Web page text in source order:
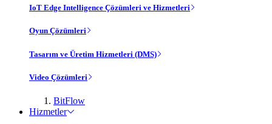
IoT Edge Intelligence Çözümleri ve Hizmetleri
Oyun Çözümleri
Tasarım ve Üretim Hizmetleri (DMS)
Video Çözümleri
BitFlow
Hizmetler